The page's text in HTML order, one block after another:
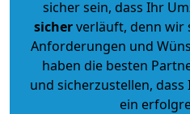
sicher sein, dass Ihr
sicherverläuft, denn wir
Anforderungen und
haben die besten
und sicherzustellen,
ein